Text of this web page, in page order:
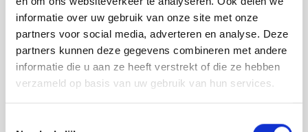
informatie over uw gebruik van onze site met onze
partners voor social media, adverteren en analyse. Deze
partners kunnen deze gegevens combineren met andere
informatie die u aan ze heeft verstrekt of die ze hebben
verzameld op basis van uw gebruik van hun services.